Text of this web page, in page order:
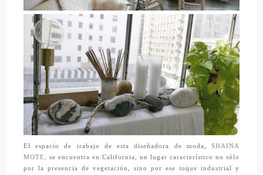
El espacio de trabajo de esta diseñadora de moda, SHAINA
MOTE
se encuentra en California, un lugar característico no sólo
por la presencia de vegetación, sino por ese toque industrial y